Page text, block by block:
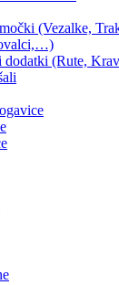
(Vezalke,
(Rute,